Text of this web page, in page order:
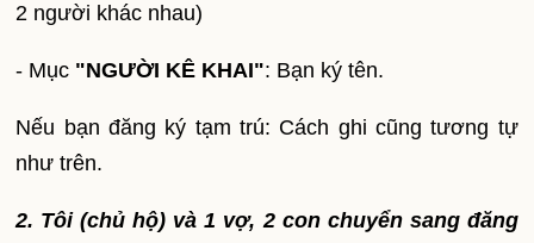
2 người khác nhau)
- Mục "NGƯỜI KÊ KHAI": Bạn ký tên.
Nếu bạn đăng ký tạm trú: Cách ghi cũng tương tự
như trên.
2. Tôi (chủ hộ) và 1 vợ, 2 con chuyển sang đăng